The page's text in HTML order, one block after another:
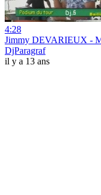
4:28
Jimmy DEVARIEUX -
DjParagraf
il y a 13 ans